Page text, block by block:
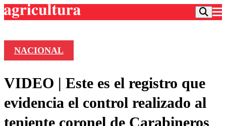
Frecuencias
Agricultura TV
Deportes
Entretención
NACIONAL
VIDEO | Este es el registro que
evidencia el control realizado al
teniente coronel de Carabineros